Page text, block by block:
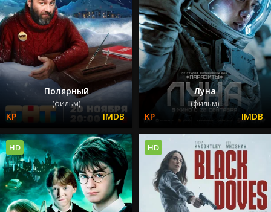
Полярный
(фильм)
Луна
(фильм)
HD HD